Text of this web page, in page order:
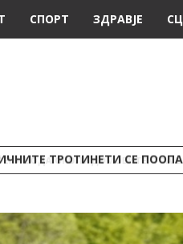
СПОРТ ЗДРАВЈЕ
ТРОТИНЕТИ СЕ